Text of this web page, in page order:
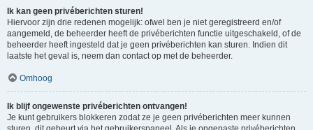
Ik kan geen privéberichten sturen!
Hiervoor zijn drie redenen mogelijk: ofwel ben je niet geregistreerd en/of
aangemeld, de beheerder heeft de privéberichten functie uitgeschakeld, of de
beheerder heeft ingesteld dat je geen privéberichten kan sturen. Indien dit
laatste het geval is, neem dan contact op met de beheerder.
Omhoog
Ik blijf ongewenste privéberichten ontvangen!
Je kunt gebruikers blokkeren zodat ze je geen privéberichten meer kunnen